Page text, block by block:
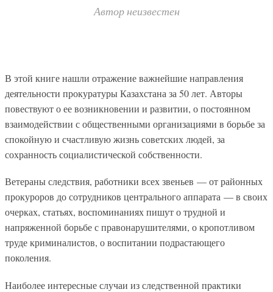
Автор неизвестен
В этой книге нашли отражение важнейшие направления
деятельности прокуратуры Казахстана за 50 лет. Авторы
повествуют о ее возникновении и развитии, о постоянном
взаимодействии с общественными организациями в борьбе за
спокойную и счастливую жизнь советских людей, за
сохранность социалистической собственности.
Ветераны следствия, работники всех звеньев — от районных
прокуроров до сотрудников центрального аппарата — в своих
очерках, статьях, воспоминаниях пишут о трудной и
напряженной борьбе с правонарушителями, о кропотливом
труде криминалистов, о воспитании подрастающего
поколения.
Наиболее интересные случаи из следственной практики